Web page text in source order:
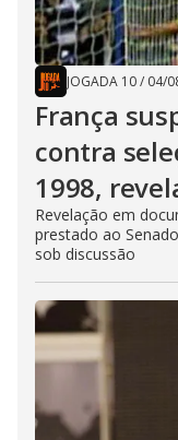
JOGADA 10/ 04/
França
contra
1998,
Revelação em
prestado ao
sob discussão